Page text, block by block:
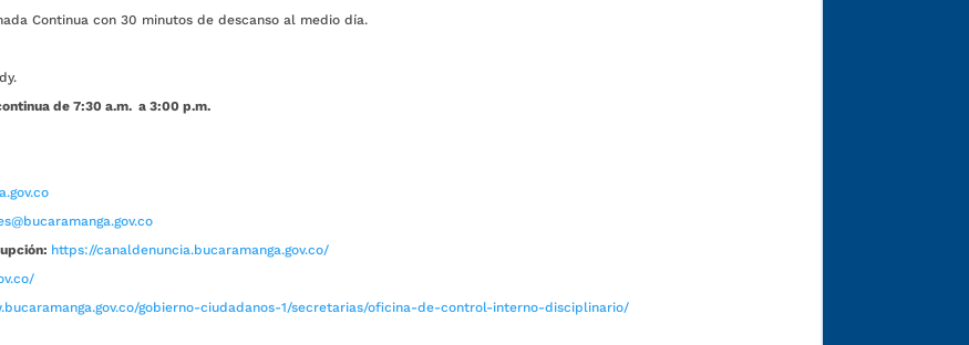
con 30 minutos de descanso al medio día.
de 7:30 a.m. a 3:00 p.m.
https://canaldenuncia.bucaramanga.gov.co/
gobierno-ciudadanos-1/secretarias/oficina-de-control-interno-disciplinario/